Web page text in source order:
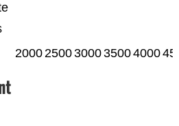
20002500300035004000